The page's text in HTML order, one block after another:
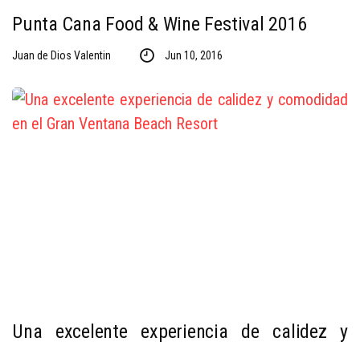
Punta Cana Food & Wine Festival 2016
Juan de Dios Valentin Jun 10, 2016
Una excelente experiencia de calidez y